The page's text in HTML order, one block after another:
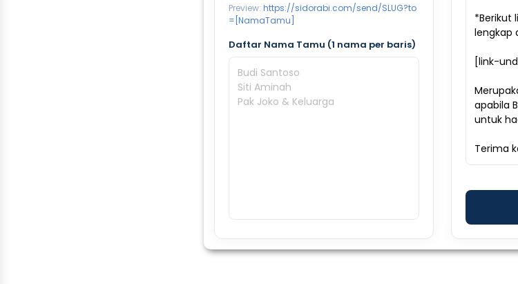
Preview: https://sidorabi.com/send/SLUG?to
=[NamaTamu]
Daftar Nama Tamu (1 nama per baris)